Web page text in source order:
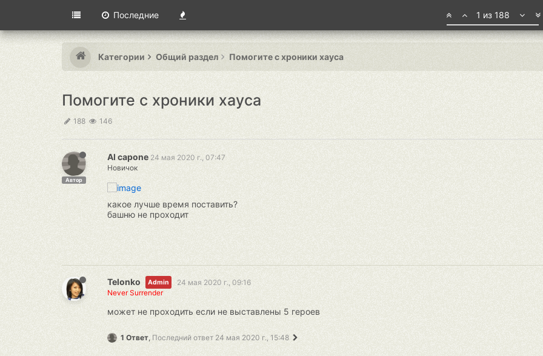
1 из 188
Последние
Категории Общий раздел Помогите с хроники хауса
Помогите с хроники хауса
188 146
Автор
Al capone 24 мая 2020 г., 07:47
Новичок
какое лучше время поставить?
башню не проходит
Telonko Admin
24 мая 2020 г., 09:16
Never Surrender
может не проходить если не выставлены 5 героев
1 Ответ, Последний ответ 24 мая 2020 г., 15:48